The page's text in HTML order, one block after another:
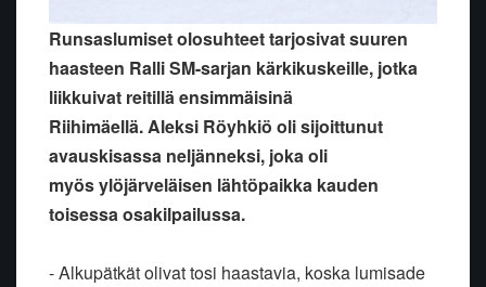
Runsaslumiset olosuhteet tarjosivat suuren
haasteen Ralli SM-sarjan kärkikuskeille, jotka
liikkuivat reitillä ensimmäisinä
Riihimäellä. Aleksi Röyhkiö oli sijoittunut
avauskisassa neljänneksi, joka oli
myös ylöjärveläisen lähtöpaikka kauden
toisessa osakilpailussa.
- Alkupätkät olivat tosi haastavia, koska lumisade